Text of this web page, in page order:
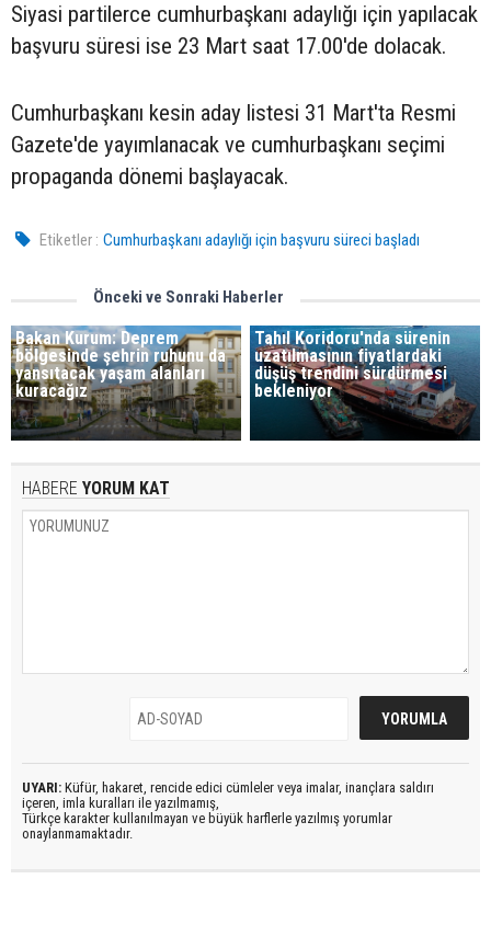
Siyasi partilerce cumhurbaşkanı adaylığı için yapılacak
başvuru süresi ise 23 Mart saat 17.00'de dolacak.
Cumhurbaşkanı kesin aday listesi 31 Mart'ta Resmi
Gazete'de yayımlanacak ve cumhurbaşkanı seçimi
propaganda dönemi başlayacak.
Etiketler : Cumhurbaşkanı adaylığı için başvuru süreci başladı
Önceki ve Sonraki Haberler
Bakan Kurum: Deprem
bölgesinde şehrin ruhunu da
yansıtacak yaşam alanları
kuracağız
Tahıl Koridoru'nda sürenin
uzatılmasının fiyatlardaki
düşüş trendini sürdürmesi
bekleniyor
HABERE YORUM KAT
UYARI: Küfür, hakaret, rencide edici cümleler veya imalar, inançlara saldırı
içeren, imla kuralları ile yazılmamış,
Türkçe karakter kullanılmayan ve büyük harflerle yazılmış yorumlar
onaylanmamaktadır.